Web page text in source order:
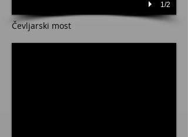
Čevljarski most
1/2